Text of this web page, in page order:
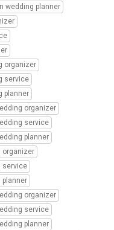
wedding planner
organizer
service
planner
organizer
service
planner
organizer
service
organizer
service
planner